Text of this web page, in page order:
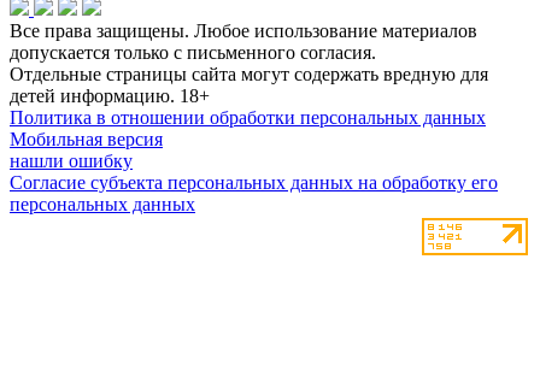
Все права защищены. Любое использование материалов
допускается только с письменного согласия.
Отдельные страницы сайта могут содержать вредную для
детей информацию. 18+
Политика в отношении обработки персональных данных
Мобильная версия
нашли ошибку
Согласие субъекта персональных данных на обработку его
персональных данных